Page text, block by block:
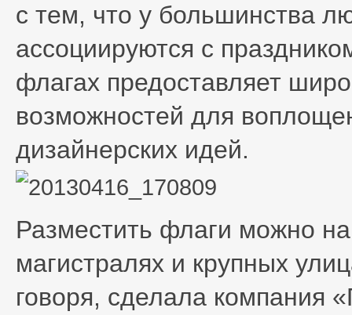
с тем, что у большинства
ассоциируются с
флагах предоставляет
возможностей для
дизайнерских идей.
Разместить флаги можно
магистралях и крупных
говоря, сделала компания